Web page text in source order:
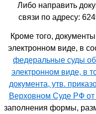
Либо направить
связи по адресу:
Кроме того,
электронном виде, в
федеральные суды
электронном виде, в
документа, утв.
Верховном Суде РФ
заполнения формы,